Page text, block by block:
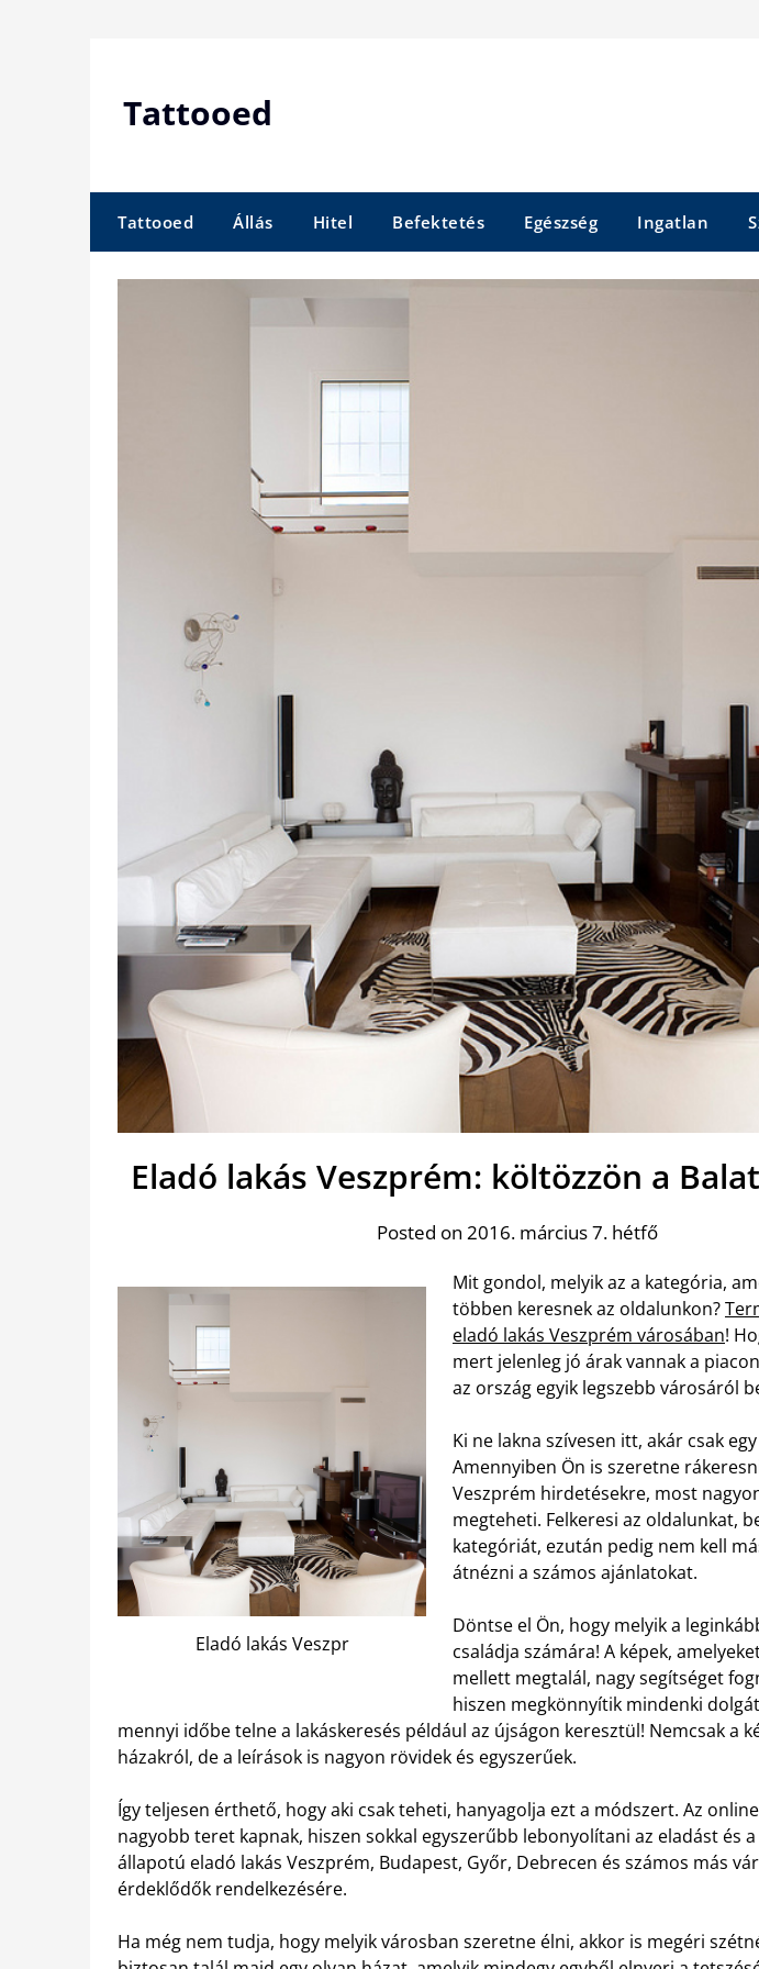
Tattooed
Tattooed Állás Hitel Befektetés Egészség Ingatlan
Eladó lakás Veszprém: költözzön a
Posted on 2016. március 7. hétfő
Eladó lakás Veszpr
Mit gondol, melyik az a kategória,
többen keresnek az oldalunkon?
eladó lakás Veszprém városában!
mert jelenleg jó árak vannak a
az ország egyik legszebb városáról
Ki ne lakna szívesen itt, akár csak
Amennyiben Ön is szeretne
Veszprém hirdetésekre, most
megteheti. Felkeresi az oldalunkat,
kategóriát, ezután pedig nem kell
átnézni a számos ajánlatokat.
Döntse el Ön, hogy melyik a
családja számára! A képek,
mellett megtalál, nagy segítséget
hiszen megkönnyítik mindenki
mennyi időbe telne a lakáskeresés például az újságon keresztül! Nemcsak a
házakról, de a leírások is nagyon rövidek és egyszerűek.
Így teljesen érthető, hogy aki csak teheti, hanyagolja ezt a módszert. Az
nagyobb teret kapnak, hiszen sokkal egyszerűbb lebonyolítani az eladást és a
állapotú eladó lakás Veszprém, Budapest, Győr, Debrecen és számos más
érdeklődők rendelkezésére.
Ha még nem tudja, hogy melyik városban szeretne élni, akkor is megéri